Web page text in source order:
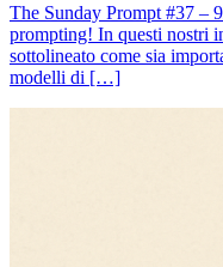
The Sunday Prompt #37 –
prompting! In questi nostri
sottolineato come sia
modelli di […]